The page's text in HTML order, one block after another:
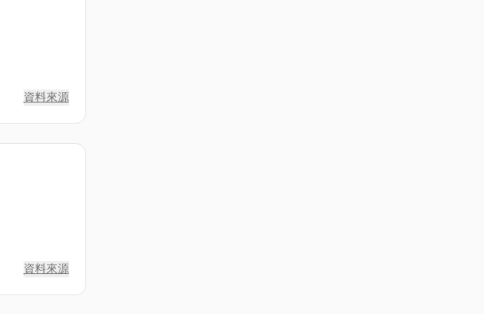
資料來源
資料來源